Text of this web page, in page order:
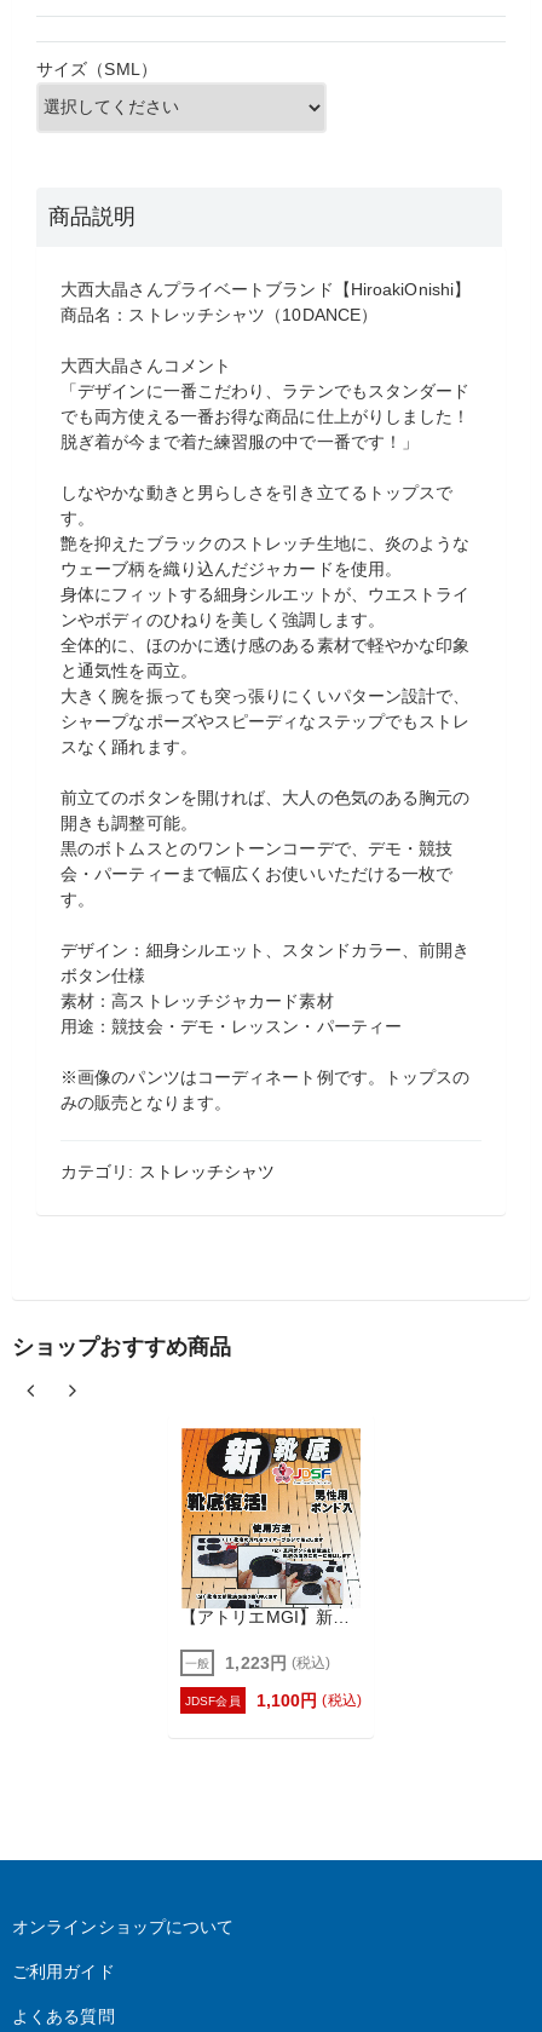
サイズ（SML）
商品説明
大西大晶さんプライベートブランド【HiroakiOnishi】
商品名：ストレッチシャツ（10DANCE）
大西大晶さんコメント
「デザインに一番こだわり、ラテンでもスタンダード
でも両方使える一番お得な商品に仕上がりしました！
脱ぎ着が今まで着た練習服の中で一番です！」
しなやかな動きと男らしさを引き立てるトップスで
す。
艶を抑えたブラックのストレッチ生地に、炎のような
ウェーブ柄を織り込んだジャカードを使用。
身体にフィットする細身シルエットが、ウエストライ
ンやボディのひねりを美しく強調します。
全体的に、ほのかに透け感のある素材で軽やかな印象
と通気性を両立。
大きく腕を振っても突っ張りにくいパターン設計で、
シャープなポーズやスピーディなステップでもストレ
スなく踊れます。
前立てのボタンを開ければ、大人の色気のある胸元の
開きも調整可能。
黒のボトムスとのワントーンコーデで、デモ・競技
会・パーティーまで幅広くお使いいただける一枚で
す。
デザイン：細身シルエット、スタンドカラー、前開き
ボタン仕様
素材：高ストレッチジャカード素材
用途：競技会・デモ・レッスン・パーティー
※画像のパンツはコーディネート例です。トップスの
みの販売となります。
カテゴリ: ストレッチシャツ
ショップおすすめ商品
【アトリエMGI】新靴底
一般 1,223円(税込)
JDSF会員 1,100円 (税込)
オンラインショップについて
ご利用ガイド
よくある質問